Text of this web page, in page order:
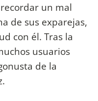
un mal
de sus exparejas,
con él. Tras la
usuarios
de la